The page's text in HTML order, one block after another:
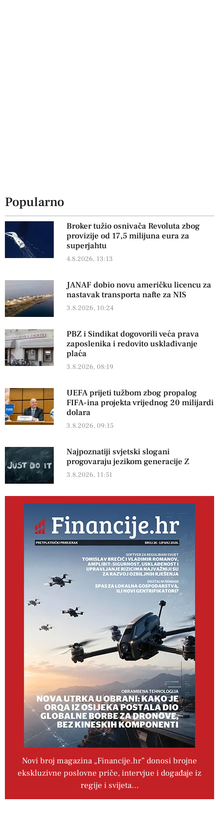
Popularno
Broker tužio osnivača Revoluta zbog
provizije od 17,5 milijuna eura za
superjahtu
4.8.2026, 13:13
JANAF dobio novu američku licencu za
nastavak transporta nafte za NIS
3.8.2026, 10:24
PBZ i Sindikat dogovorili veća prava
zaposlenika i redovito usklađivanje
plaća
3.8.2026, 08:19
UEFA prijeti tužbom zbog propalog
FIFA-ina projekta vrijednog 20 milijardi
dolara
3.8.2026, 09:15
Najpoznatiji svjetski slogani
progovaraju jezikom generacije Z
3.8.2026, 11:51
Novi broj magazina „Financije.hr” donosi brojne
ekskluzivne poslovne priče, intervjue i događaje iz
regije i svijeta…